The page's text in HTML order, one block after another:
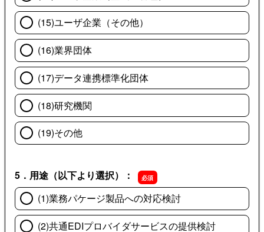
(15)ユーザ企業（その他）
(16)業界団体
(17)データ連携標準化団体
(18)研究機関
(19)その他
5．用途（以下より選択）：
(1)業務パケージ製品への対応検討
(2)共通EDIプロバイダサービスの提供検討